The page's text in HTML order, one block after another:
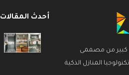
كبير من مصممى
المنازل الذكية
أحدث المقالات